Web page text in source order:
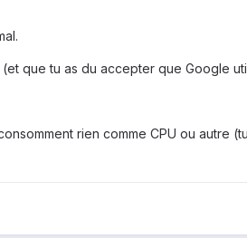
que tu as du accepter que Google
rien comme CPU ou autre